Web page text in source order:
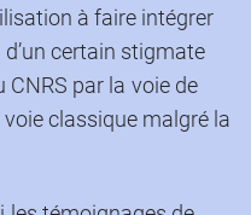
à faire intégrer
certain stigmate
CNRS par la voie de
classique malgré la